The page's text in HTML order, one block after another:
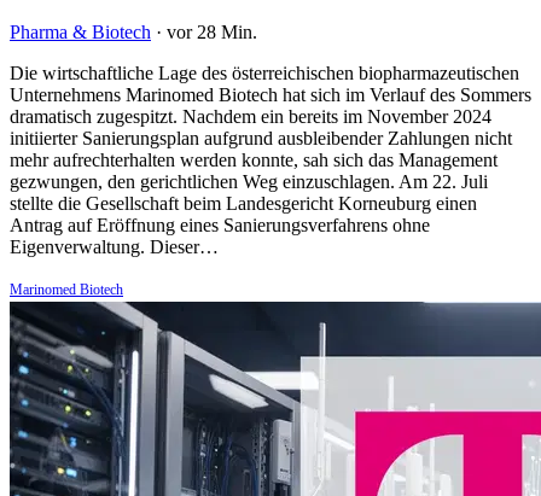
Pharma & Biotech · vor 28 Min.
Die wirtschaftliche Lage des österreichischen biopharmazeutischen
Unternehmens Marinomed Biotech hat sich im Verlauf des Sommers
dramatisch zugespitzt. Nachdem ein bereits im November 2024
initiierter Sanierungsplan aufgrund ausbleibender Zahlungen nicht
mehr aufrechterhalten werden konnte, sah sich das Management
gezwungen, den gerichtlichen Weg einzuschlagen. Am 22. Juli
stellte die Gesellschaft beim Landesgericht Korneuburg einen
Antrag auf Eröffnung eines Sanierungsverfahrens ohne
Eigenverwaltung. Dieser…
Marinomed Biotech